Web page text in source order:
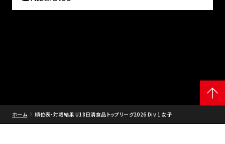
ホーム 順位表・対戦結果 U18日清食品トップリーグ2026 Div.1 女子